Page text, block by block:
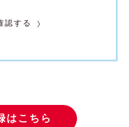
認する
はこちら